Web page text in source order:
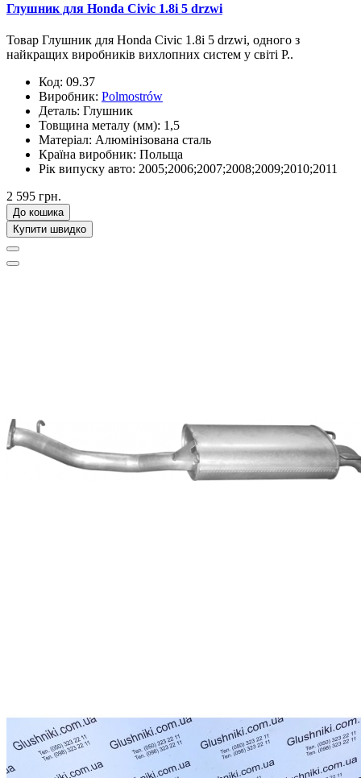
Глушник для Honda Civic 1.8i 5 drzwi
Товар Глушник для Honda Civic 1.8i 5 drzwi, одного з
найкращих виробників вихлопних систем у світі P..
Код: 09.37
Виробник: Polmostrów
Деталь: Глушник
Товщина металу (мм): 1,5
Матеріал: Алюмінізована сталь
Країна виробник: Польща
Рік випуску авто: 2005;2006;2007;2008;2009;2010;2011
2 595 грн.
До кошика
Купити швидко